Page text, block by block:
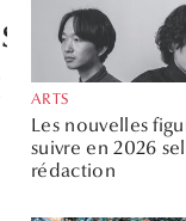
la
ses
ARTS
Les nouvelles
suivre en 2026
rédaction